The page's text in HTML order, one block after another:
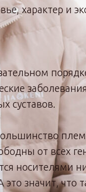
характер и
суставов.
от всех
носителями
значит, что